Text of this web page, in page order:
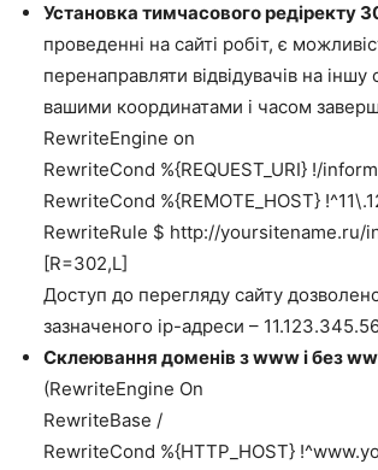
Установка тимчасового редіректу
проведенні на сайті робіт, є
перенаправляти відвідувачів на іншу
вашими координатами і часом
RewriteEngine on
RewriteCond %{REQUEST_URI} !/
RewriteCond %{REMOTE_HOST}
RewriteRule $ http://yoursitename.ru/
[R=302,L]
Доступ до перегляду сайту
зазначеного ip-адреси –
Склеювання доменів з www і без
(RewriteEngine On
RewriteBase /
RewriteCond %{HTTP_HOST}